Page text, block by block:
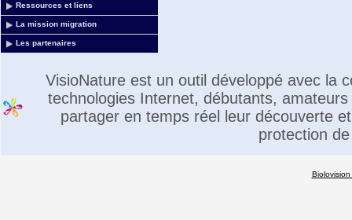
Ressources et liens
La mission migration
Les partenaires
VisioNature est un outil développé avec la
technologies Internet, débutants,
partager en temps réel leur découverte
protection
Biolovision